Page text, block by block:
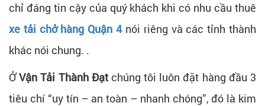
chỉ đáng tin cậy của quý khách khi có nhu cầu thuê
xe tải chở hàng Quận 4nói riêng và các tỉnh thành
khác nói chung. .
ỞVận Tải Thành Đạtchúng tôi luôn đặt hàng đầu 3
tiêu chí “uy tín – an toàn – nhanh chóng”, đó là kim